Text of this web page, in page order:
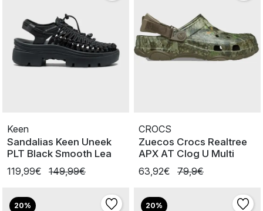
Keen
Sandalias Keen Uneek
PLT Black Smooth Lea
119,99€
149,99€
CROCS
Zuecos Crocs Realtree
APX AT Clog U Multi
63,92€
79,9€
20% 20%